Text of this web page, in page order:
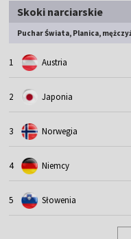
Skoki narciarskie
Puchar Świata, Planica,
1 Austria
2 Japonia
3 Norwegia
4 Niemcy
5 Słowenia